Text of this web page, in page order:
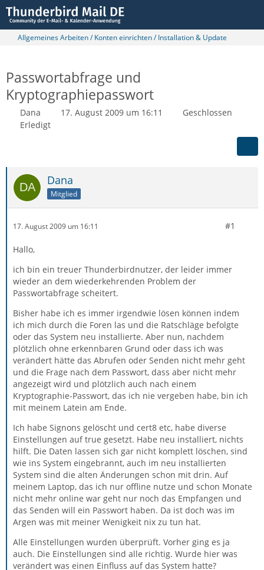
Allgemeines Arbeiten / Konten einrichten / Installation & Update
Passwortabfrage und
Kryptographiepasswort
Dana 17. August 2009 um 16:11
Geschlossen
Erledigt
Dana
Mitglied
17. August 2009 um 16:11 #1
Hallo,
ich bin ein treuer Thunderbirdnutzer, der leider immer
wieder an dem wiederkehrenden Problem der
Passwortabfrage scheitert.
Bisher habe ich es immer irgendwie lösen können indem
ich mich durch die Foren las und die Ratschläge befolgte
oder das System neu installierte. Aber nun, nachdem
plötzlich ohne erkennbaren Grund oder dass ich was
verändert hätte das Abrufen oder Senden nicht mehr geht
und die Frage nach dem Passwort, dass aber nicht mehr
angezeigt wird und plötzlich auch nach einem
Kryptographie-Passwort, das ich nie vergeben habe, bin ich
mit meinem Latein am Ende.
Ich habe Signons gelöscht und cert8 etc, habe diverse
Einstellungen auf true gesetzt. Habe neu installiert, nichts
hilft. Die Daten lassen sich gar nicht komplett löschen, sind
wie ins System eingebrannt, auch im neu installierten
System sind die alten Änderungen schon mit drin. Auf
meinem Laptop, das ich nur offline nutze und schon Monate
nicht mehr online war geht nur noch das Empfangen und
das Senden will ein Passwort haben. Da ist doch was im
Argen was mit meiner Wenigkeit nix zu tun hat.
Alle Einstellungen wurden überprüft. Vorher ging es ja
auch. Die Einstellungen sind alle richtig. Wurde hier was
verändert was einen Einfluss auf das System hatte?